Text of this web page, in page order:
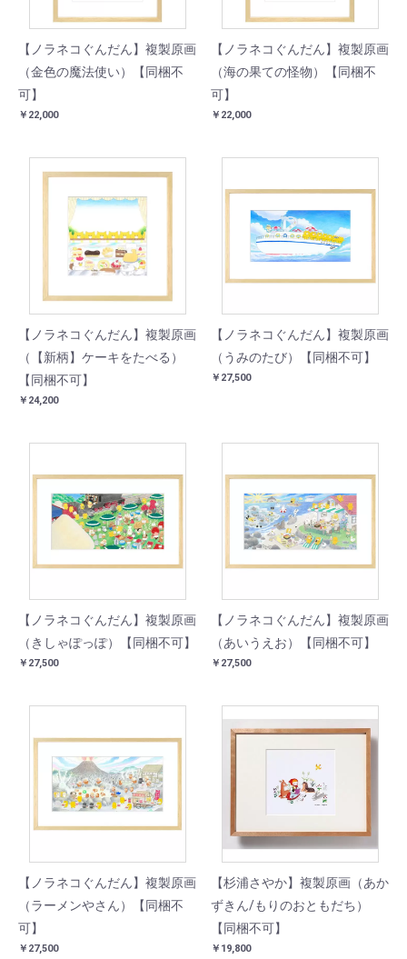
【ノラネコぐんだん】複製原画
（金色の魔法使い）【同梱不
可】
￥22,000
【ノラネコぐんだん】複製原画
（海の果ての怪物）【同梱不
可】
￥22,000
【ノラネコぐんだん】複製原画
（【新柄】ケーキをたべる）
【同梱不可】
￥24,200
【ノラネコぐんだん】複製原画
（うみのたび）【同梱不可】
￥27,500
【ノラネコぐんだん】複製原画
（きしゃぽっぽ）【同梱不可】
￥27,500
【ノラネコぐんだん】複製原画
（あいうえお）【同梱不可】
￥27,500
【ノラネコぐんだん】複製原画
（ラーメンやさん）【同梱不
可】
￥27,500
【杉浦さやか】複製原画（あか
ずきん/もりのおともだち）
【同梱不可】
￥19,800